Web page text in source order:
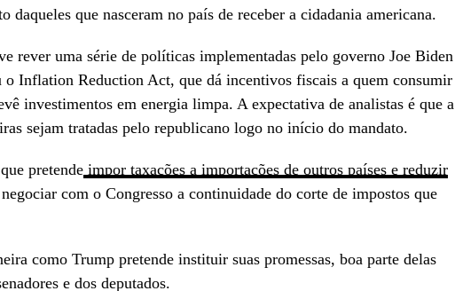
que nasceram no país de receber a cidadania americana.
rever uma série de políticas implementadas pelo governo Joe Biden
o Inflation Reduction Act, que dá incentivos fiscais a quem consumir
investimentos em energia limpa. A expectativa de analistas é que a
sejam tratadas pelo republicano logo no início do mandato.
pretende impor taxações a importações de outros países e reduzir
com o Congresso a continuidade do corte de impostos que
como Trump pretende instituir suas promessas, boa parte delas
e dos deputados.